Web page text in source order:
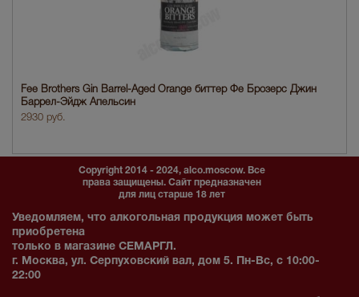
Fee Brothers Gin Barrel-Aged Orange биттер Фе Брозерс Джин
Баррел-Эйдж Апельсин
2930 руб.
Copyright 2014 - 2024, alco.moscow. Все
права защищены. Сайт предназначен
для лиц старше 18 лет
Уведомляем, что алкогольная продукция может быть
приобретена
только в магазине СЕМАРГЛ.
г. Москва, ул. Серпуховский вал, дом 5. Пн-Вс, с 10:00-
22:00